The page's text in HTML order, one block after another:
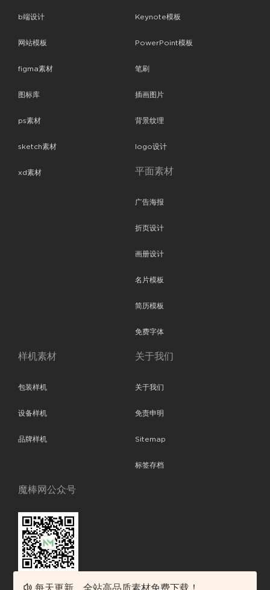
b端设计
网站模板
figma素材
图标库
ps素材
sketch素材
xd素材
Keynote模板
PowerPoint模板
笔刷
插画图片
背景纹理
logo设计
平面素材
广告海报
折页设计
画册设计
名片模板
简历模板
免费字体
样机素材
包装样机
设备样机
品牌样机
关于我们
关于我们
免责申明
Sitemap
标签存档
魔棒网公众号